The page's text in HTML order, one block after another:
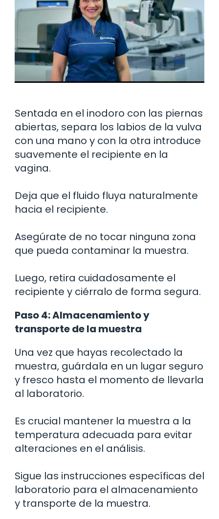
Sentada en el inodoro con las piernas
abiertas, separa los labios de la vulva
con una mano y con la otra introduce
suavemente el recipiente en la
vagina.
Deja que el fluido fluya naturalmente
hacia el recipiente.
Asegúrate de no tocar ninguna zona
que pueda contaminar la muestra.
Luego, retira cuidadosamente el
recipiente y ciérralo de forma segura.
Paso 4: Almacenamiento y
transporte de la muestra
Una vez que hayas recolectado la
muestra, guárdala en un lugar seguro
y fresco hasta el momento de llevarla
al laboratorio.
Es crucial mantener la muestra a la
temperatura adecuada para evitar
alteraciones en el análisis.
Sigue las instrucciones específicas del
laboratorio para el almacenamiento
y transporte de la muestra.